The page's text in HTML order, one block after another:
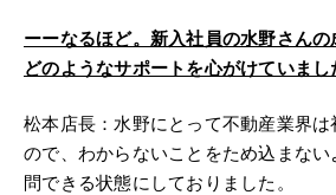
ーーなるほど。新入社員の水野さんの
どのようなサポートを心がけていまし
松本店長：水野にとって不動産業界は
ので、わからないことをため込まな
問できる状態にしておりました。